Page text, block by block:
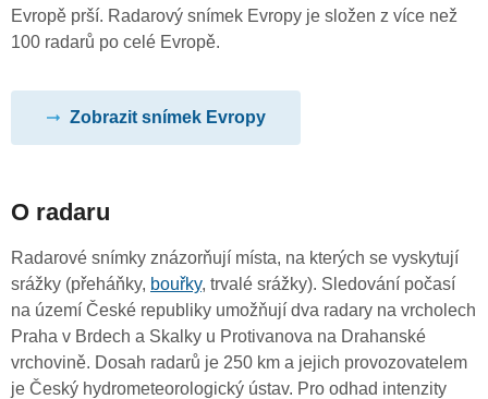
Evropě prší. Radarový snímek Evropy je složen z více než
100 radarů po celé Evropě.
Zobrazit snímek Evropy
O radaru
Radarové snímky znázorňují místa, na kterých se vyskytují
srážky (přeháňky, bouřky, trvalé srážky). Sledování počasí
na území České republiky umožňují dva radary na vrcholech
Praha v Brdech a Skalky u Protivanova na Drahanské
vrchovině. Dosah radarů je 250 km a jejich provozovatelem
je Český hydrometeorologický ústav. Pro odhad intenzity